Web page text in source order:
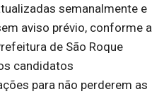
semanalmente e
aviso prévio, conforme a
de São Roque
candidatos
para não perderem as